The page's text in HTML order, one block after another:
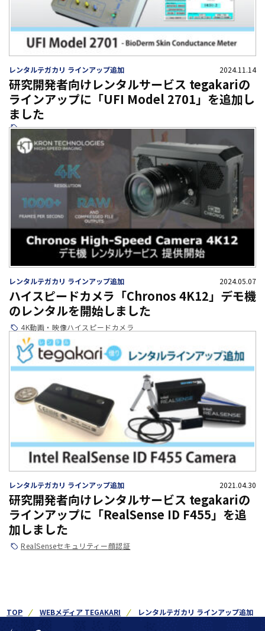
レンタルテガカリ ラインアップ追加 2024.11.14
研究開発者向けレンタルサービス tegakariの
ラインアップに「UFI Model 2701」を追加し
ました
レンタルテガカリ ラインアップ追加 2024.05.07
ハイスピードカメラ「Chronos 4K12」デモ機
のレンタルを開始しました
4K動画・映像ハイスピードカメラ
レンタルテガカリ ラインアップ追加 2021.04.30
研究開発者向けレンタルサービス tegakariの
ラインアップに「RealSense ID F455」を追
加しました
RealSenseセキュリティー顔認証
TOP WEBメディア TEGAKARI レンタルテガカリ ラインアップ追加